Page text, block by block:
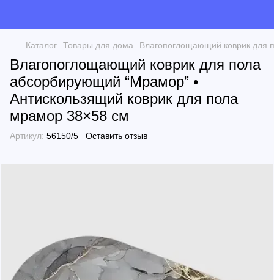
Каталог Товары для дома Влагопоглощающий коврик для
Влагопоглощающий коврик для пола
абсорбирующий “Мрамор” •
Антискользящий коврик для пола
мрамор 38×58 см
Артикул: 56150/5 Оставить отзыв